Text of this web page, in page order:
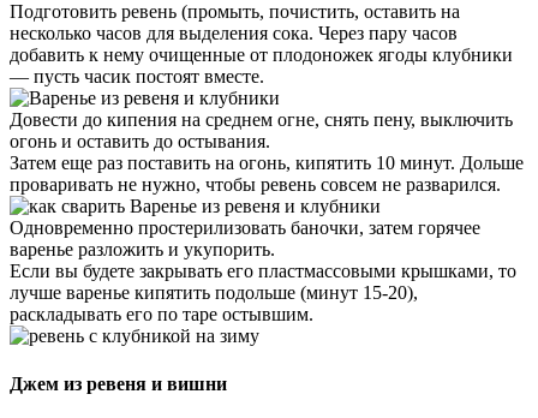
Подготовить ревень (промыть, почистить, оставить на
несколько часов для выделения сока. Через пару часов
добавить к нему очищенные от плодоножек ягоды клубники
— пусть часик постоят вместе.
Довести до кипения на среднем огне, снять пену, выключить
огонь и оставить до остывания.
Затем еще раз поставить на огонь, кипятить 10 минут. Дольше
проваривать не нужно, чтобы ревень совсем не разварился.
Одновременно простерилизовать баночки, затем горячее
варенье разложить и укупорить.
Если вы будете закрывать его пластмассовыми крышками, то
лучше варенье кипятить подольше (минут 15-20),
раскладывать его по таре остывшим.
Джем из ревеня и вишни